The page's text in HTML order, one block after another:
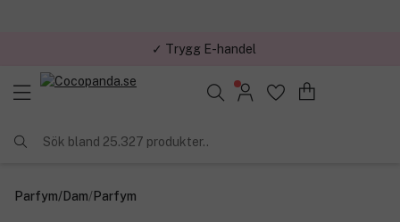
✓ Trygg E-handel
Sök bland 25.327 produkter..
Parfym/Dam/Parfym